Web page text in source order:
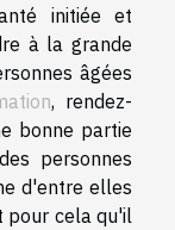
initiée et
à la grande
âgées
, rendez-
bonne partie
personnes
d'entre elles
pour cela qu'il